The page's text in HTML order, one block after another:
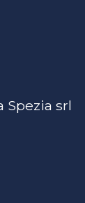
Spezia srl